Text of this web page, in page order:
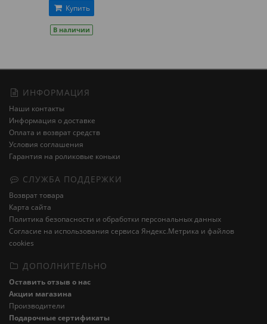
Купить
В наличии
ИНФОРМАЦИЯ
Наши контакты
Информация о доставке
Оплата и возврат средств
Условия соглашения
Гарантия на роликовые коньки
СЛУЖБА ПОДДЕРЖКИ
Возврат товара
Карта сайта
Политика безопасности и обработки персональных данных
Cогласие на использования сервиса Яндекс.Метрика и файлов
cookies
ДОПОЛНИТЕЛЬНО
Оставить отзыв о нас
Акции магазина
Производители
Подарочные сертификаты